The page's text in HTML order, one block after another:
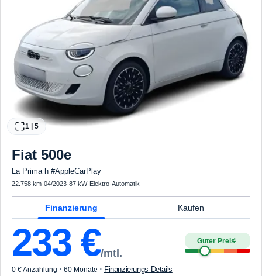
1 5
Fiat 500e
La Prima h #AppleCarPlay
22.758 km·04/2023·87 kW· Elektro·Automatik
Finanzierung Kaufen
233 €/mtl.
Guter Preis4
0 € Anzahlung · 60 Monate · Finanzierungs-Details